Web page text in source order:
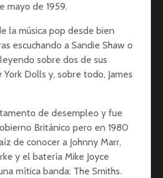
mayo de 1959.
la música pop desde bien
escuchando a Sandie Shaw o
sobre dos de sus
Dolls y, sobre todo, James
de desempleo y fue
Británico pero en 1980
de conocer a Johnny Marr,
y el batería Mike Joyce
mítica banda: The Smiths.